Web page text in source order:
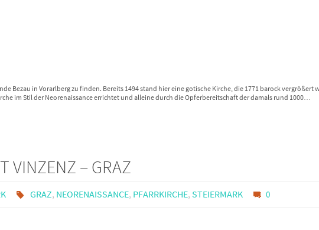
Bezau in Vorarlberg zu finden. Bereits 1494 stand hier eine gotische Kirche, die 1771 barock vergrößert
im Stil der Neorenaissance errichtet und alleine durch die Opferbereitschaft der damals rund 1000…
VINZENZ – GRAZ
GRAZ, NEORENAISSANCE, PFARRKIRCHE, STEIERMARK 0